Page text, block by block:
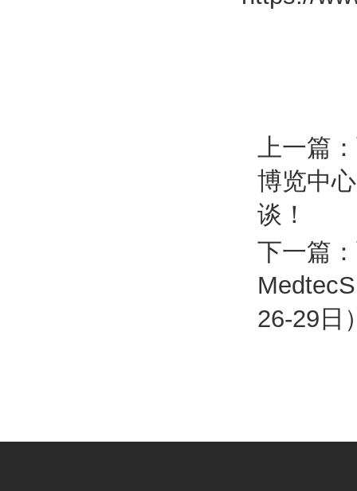
上一篇：
博览中
谈！
下一篇：
26-29日